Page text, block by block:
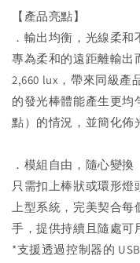
【產品亮點】
．輸出均衡，光線柔和
專為柔和的遠距離輸出
2,660 lux，帶來同級產
的發光棒體能產生更
點）的情況，並簡化佈
．模組自由，隨心變換
只需扣上棒狀或環形
上型系統，完美契合
手，提供持續且隨處可
*支援透過控制器的